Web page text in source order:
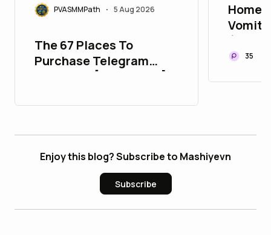
PVASMMPath • 5 Aug 2026
The 67 Places To
Purchase Telegram
Accounts [PVA&Aged]
Home
35
Enjoy this blog? Subscribe to Mashiyevn
Subscribe